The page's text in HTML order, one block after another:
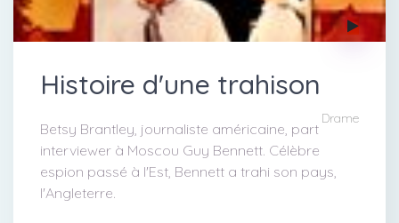
Histoire d'une trahison
Drame
Betsy Brantley, journaliste américaine, part
interviewer à Moscou Guy Bennett. Célèbre
espion passé à l'Est, Bennett a trahi son pays,
l'Angleterre.